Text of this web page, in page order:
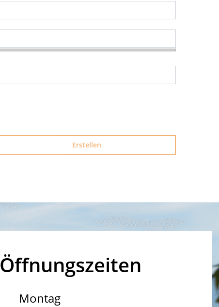
Erstellen
Öffnungszeiten
Montag